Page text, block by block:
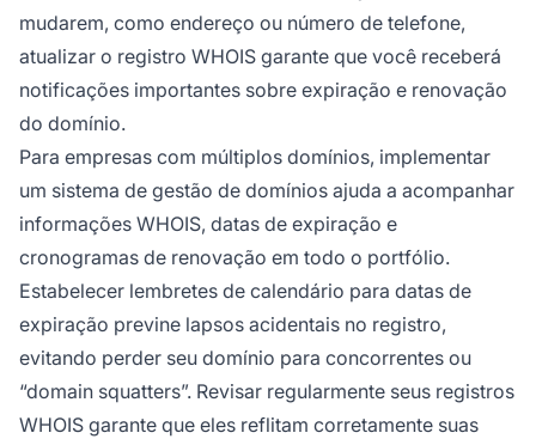
mudarem, como endereço ou número de telefone,
atualizar o registro WHOIS garante que você receberá
notificações importantes sobre expiração e renovação
do domínio.
Para empresas com múltiplos domínios, implementar
um sistema de gestão de domínios ajuda a acompanhar
informações WHOIS, datas de expiração e
cronogramas de renovação em todo o portfólio.
Estabelecer lembretes de calendário para datas de
expiração previne lapsos acidentais no registro,
evitando perder seu domínio para concorrentes ou
“domain squatters”. Revisar regularmente seus registros
WHOIS garante que eles reflitam corretamente suas